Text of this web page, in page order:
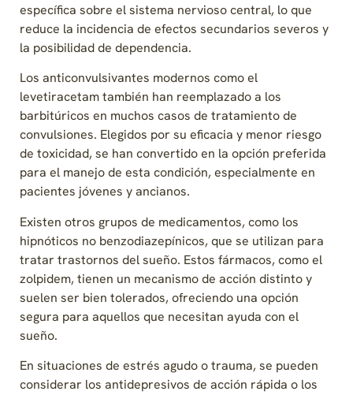
específica sobre el sistema nervioso central, lo que
reduce la incidencia de efectos secundarios severos y
la posibilidad de dependencia.
Los anticonvulsivantes modernos como el
levetiracetam también han reemplazado a los
barbitúricos en muchos casos de tratamiento de
convulsiones. Elegidos por su eficacia y menor riesgo
de toxicidad, se han convertido en la opción preferida
para el manejo de esta condición, especialmente en
pacientes jóvenes y ancianos.
Existen otros grupos de medicamentos, como los
hipnóticos no benzodiazepínicos, que se utilizan para
tratar trastornos del sueño. Estos fármacos, como el
zolpidem, tienen un mecanismo de acción distinto y
suelen ser bien tolerados, ofreciendo una opción
segura para aquellos que necesitan ayuda con el
sueño.
En situaciones de estrés agudo o trauma, se pueden
considerar los antidepresivos de acción rápida o los